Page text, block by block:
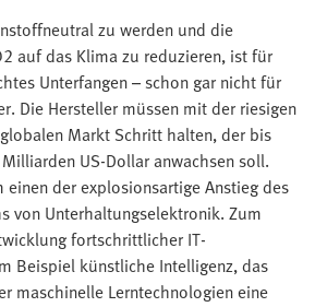
zu werden und die
auf das Klima zu reduzieren, ist für
Unterfangen – schon gar nicht für
Die Hersteller müssen mit der riesigen
Markt Schritt halten, der bis
US-Dollar anwachsen soll.
einen der explosionsartige Anstieg des
von Unterhaltungselektronik. Zum
fortschrittlicher IT-
Beispiel künstliche Intelligenz, das
maschinelle Lerntechnologien eine